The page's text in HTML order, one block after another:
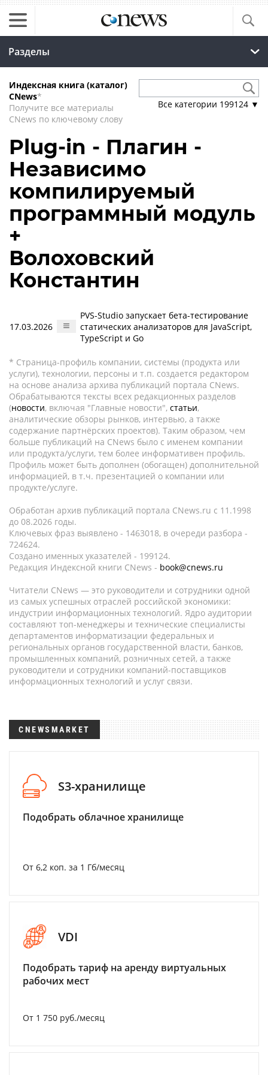
Разделы
Индексная книга (каталог)
CNews*
Получите все материалы
CNews по ключевому слову
Все категории 199124 ▼
Plug-in - Плагин -
Независимо
компилируемый
программный модуль
+
Волоховский
Константин
17.03.2026
PVS-Studio запускает бета-тестирование
статических анализаторов для JavaScript,
TypeScript и Go
* Страница-профиль компании, системы (продукта или
услуги), технологии, персоны и т.п. создается редактором
на основе анализа архива публикаций портала CNews.
Обрабатываются тексты всех редакционных разделов
(новости, включая "Главные новости", статьи,
аналитические обзоры рынков, интервью, а также
содержание партнёрских проектов). Таким образом, чем
больше публикаций на CNews было с именем компании
или продукта/услуги, тем более информативен профиль.
Профиль может быть дополнен (обогащен) дополнительной
информацией, в т.ч. презентацией о компании или
продукте/услуге.
Обработан архив публикаций портала CNews.ru c 11.1998
до 08.2026 годы.
Ключевых фраз выявлено - 1463018, в очереди разбора -
724624.
Создано именных указателей - 199124.
Редакция Индексной книги CNews - book@cnews.ru
Читатели CNews — это руководители и сотрудники одной
из самых успешных отраслей российской экономики:
индустрии информационных технологий. Ядро аудитории
составляют топ-менеджеры и технические специалисты
департаментов информатизации федеральных и
региональных органов государственной власти, банков,
промышленных компаний, розничных сетей, а также
руководители и сотрудники компаний-поставщиков
информационных технологий и услуг связи.
CNEWSMARKET
S3-хранилище
Подобрать облачное хранилище
От 6,2 коп. за 1 Гб/месяц
VDI
Подобрать тариф на аренду виртуальных
рабочих мест
От 1 750 руб./месяц